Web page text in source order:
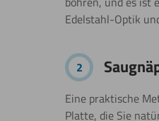
Edelstahl-Optik
2
Eine praktische
Platte, die Sie